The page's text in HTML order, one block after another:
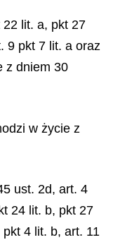
lit. a, pkt 27
9 pkt 7 lit. a oraz
z dniem 30
w życie z
ust. 2d, art. 4
24 lit. b, pkt 27
4 lit. b, art. 11